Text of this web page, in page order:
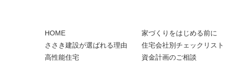
HOME
ささき建設が選ばれる理由
高性能住宅
家づくりをはじめる前に
住宅会社別チェックリスト
資金計画のご相談